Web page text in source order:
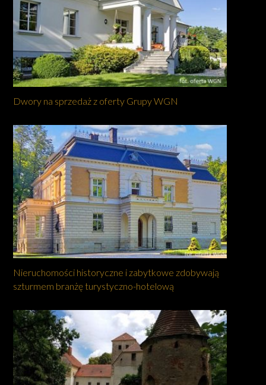
Dwory na sprzedaż z oferty Grupy WGN
Nieruchomości historyczne i zabytkowe zdobywają
szturmem branżę turystyczno-hotelową